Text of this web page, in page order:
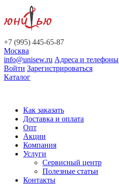
+7 (995) 445-65-87
Москва
info@unisew.ru Адреса и телефоны
Войти Зарегистрироваться
Каталог
Как заказать
Доставка и оплата
Опт
Акции
Компания
Услуги
Сервисный центр
Полезные статьи
Контакты